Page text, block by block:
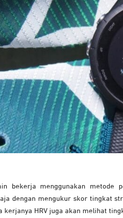
bekerja menggunakan metode
dengan mengukur skor tingkat
kerjanya HRV juga akan melihat